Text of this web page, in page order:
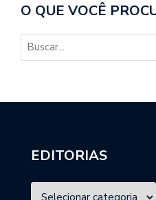
O QUE VOCÊ
EDITORIAS